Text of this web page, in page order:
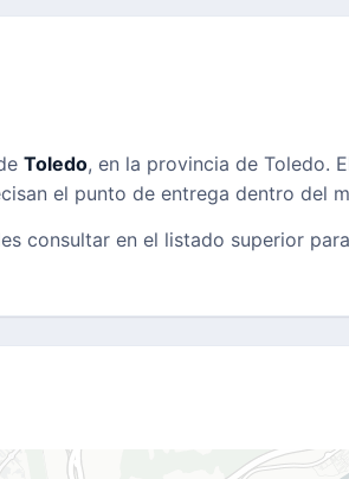
Toledo, en la provincia de Toledo.
el punto de entrega dentro del
consultar en el listado superior